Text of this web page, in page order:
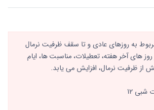
به روزهای عادی و تا سقف ظرفیت نرمال
های آخر هفته، تعطیلات، مناسبت ها، ایام
از ظرفیت نرمال، افزایش می یابد.
12